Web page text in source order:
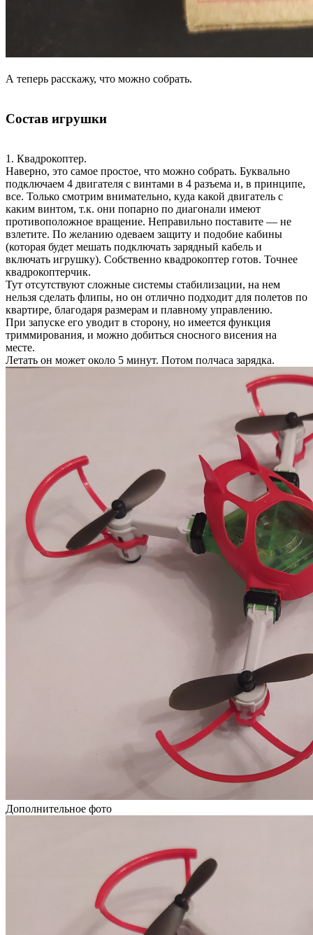
А теперь расскажу, что можно собрать.
Состав игрушки
1. Квадрокоптер.
Наверно, это самое простое, что можно собрать. Буквально
подключаем 4 двигателя с винтами в 4 разъема и, в принципе,
все. Только смотрим внимательно, куда какой двигатель с
каким винтом, т.к. они попарно по диагонали имеют
противоположное вращение. Неправильно поставите — не
взлетите. По желанию одеваем защиту и подобие кабины
(которая будет мешать подключать зарядный кабель и
включать игрушку). Собственно квадрокоптер готов. Точнее
квадрокоптерчик.
Тут отсутствуют сложные системы стабилизации, на нем
нельзя сделать флипы, но он отлично подходит для полетов по
квартире, благодаря размерам и плавному управлению.
При запуске его уводит в сторону, но имеется функция
триммирования, и можно добиться сносного висения на
месте.
Летать он может около 5 минут. Потом полчаса зарядка.
Дополнительное фото